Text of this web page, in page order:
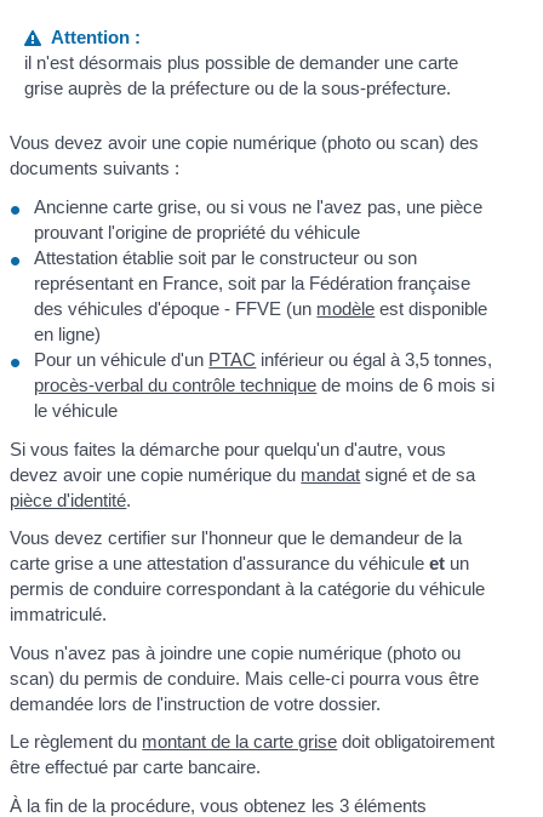
Attention :
il n'est désormais plus possible de demander une carte
grise auprès de la préfecture ou de la sous-préfecture.
Vous devez avoir une copie numérique (photo ou scan) des
documents suivants :
Ancienne carte grise, ou si vous ne l'avez pas, une pièce
prouvant l'origine de propriété du véhicule
Attestation établie soit par le constructeur ou son
représentant en France, soit par la Fédération française
des véhicules d'époque - FFVE (un modèle est disponible
en ligne)
Pour un véhicule d'un PTAC inférieur ou égal à 3,5 tonnes,
procès-verbal du contrôle technique de moins de 6 mois si
le véhicule
Si vous faites la démarche pour quelqu'un d'autre, vous
devez avoir une copie numérique du mandat signé et de sa
pièce d'identité.
Vous devez certifier sur l'honneur que le demandeur de la
carte grise a une attestation d'assurance du véhiculeet un
permis de conduire correspondant à la catégorie du véhicule
immatriculé.
Vous n'avez pas à joindre une copie numérique (photo ou
scan) du permis de conduire. Mais celle-ci pourra vous être
demandée lors de l'instruction de votre dossier.
Le règlement du montant de la carte grise doit obligatoirement
être effectué par carte bancaire.
À la fin de la procédure, vous obtenez les 3 éléments